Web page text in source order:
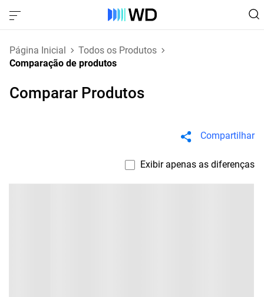
Página Inicial
Todos os Produtos
Comparação de produtos
Comparar Produtos
Compartilhar
Exibir apenas as diferenças